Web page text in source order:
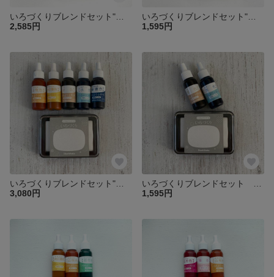
2,585円
1,595円
3,080円
1,595円